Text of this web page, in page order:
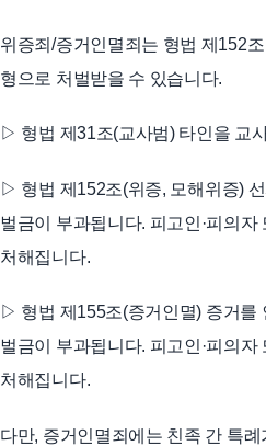
위증죄/증거인멸죄는 형법 제152
형으로 처벌받을 수 있습니다.
▷ 형법 제31조(교사범) 타인을 교
▷ 형법 제152조(위증, 모해위증)
벌금이 부과됩니다. 피고인·피의
처해집니다.
▷ 형법 제155조(증거인멸) 증거를
벌금이 부과됩니다. 피고인·피의
처해집니다.
다만, 증거인멸죄에는 친족 간 특